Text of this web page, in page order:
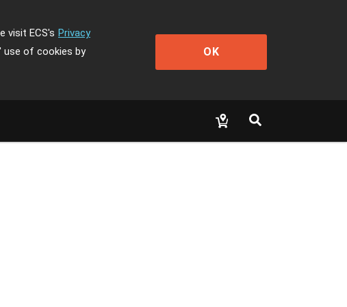
visit ECS's Privacy
use of cookies by
OK